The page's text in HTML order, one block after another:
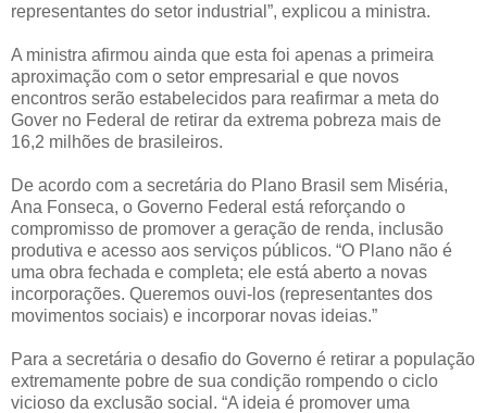
representantes do setor industrial”, explicou a ministra.
A ministra afirmou ainda que esta foi apenas a primeira
aproximação com o setor empresarial e que novos
encontros serão estabelecidos para reafirmar a meta do
Gover no Federal de retirar da extrema pobreza mais de
16,2 milhões de brasileiros.
De acordo com a secretária do Plano Brasil sem Miséria,
Ana Fonseca, o Governo Federal está reforçando o
compromisso de promover a geração de renda, inclusão
produtiva e acesso aos serviços públicos. “O Plano não é
uma obra fechada e completa; ele está aberto a novas
incorporações. Queremos ouvi-los (representantes dos
movimentos sociais) e incorporar novas ideias.”
Para a secretária o desafio do Governo é retirar a população
extremamente pobre de sua condição rompendo o ciclo
vicioso da exclusão social. “A ideia é promover uma